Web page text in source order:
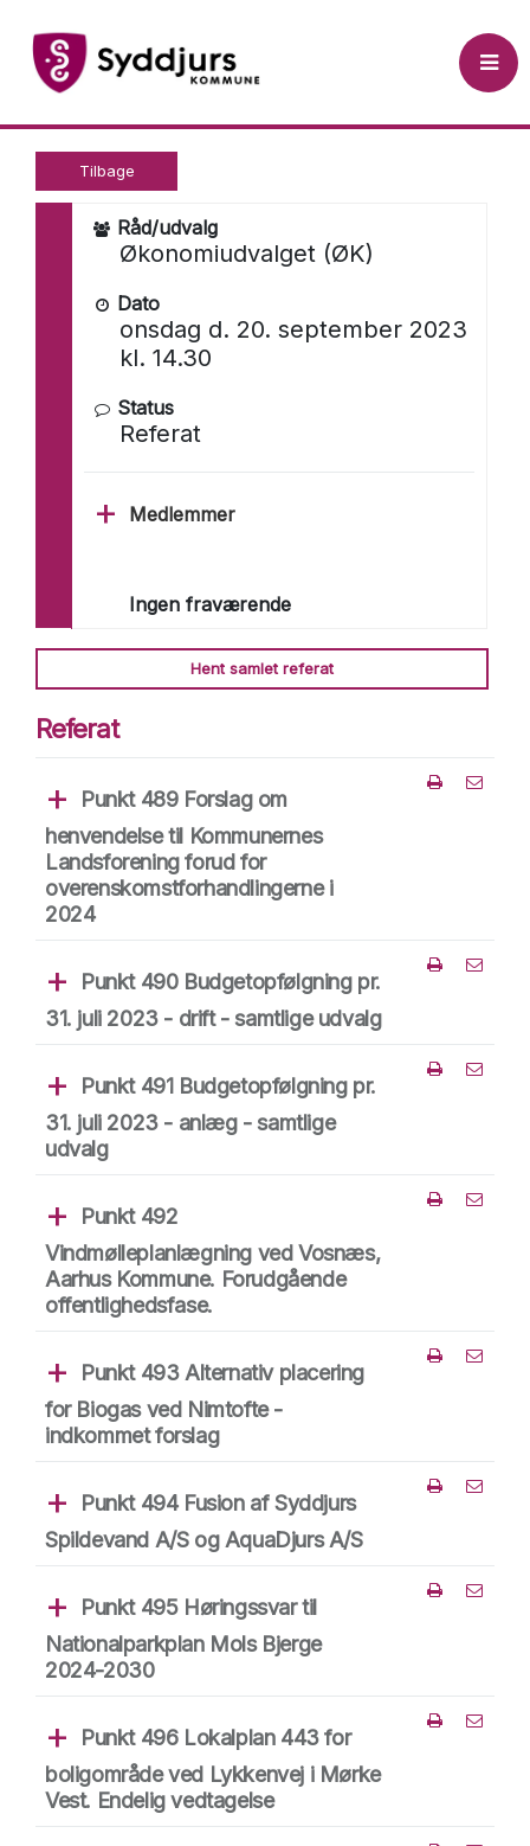
Økonomiudvalget (ØK) 2022-
Tilbage
Råd/udvalg
Økonomiudvalget (ØK)
Dato
onsdag d. 20. september 2023
kl. 14.30
Status
Referat
Medlemmer
Kirstine Bille (F)
Tommy Bøgehøj (C)
Jesper Yde Knudsen (Ø)
Riber Hog Anthonsen (V)
Ingen fraværende
Hent samlet referat
Referat
Punkt 489 Forslag om
henvendelse til Kommunernes
Landsforening forud for
overenskomstforhandlingerne i
2024
Punkt 490 Budgetopfølgning pr.
31. juli 2023 - drift - samtlige udvalg
Punkt 491 Budgetopfølgning pr.
31. juli 2023 - anlæg - samtlige
udvalg
Punkt 492
Vindmølleplanlægning ved Vosnæs,
Aarhus Kommune. Forudgående
offentlighedsfase.
Punkt 493 Alternativ placering
for Biogas ved Nimtofte -
indkommet forslag
Punkt 494 Fusion af Syddjurs
Spildevand A/S og AquaDjurs A/S
Punkt 495 Høringssvar til
Nationalparkplan Mols Bjerge
2024-2030
Punkt 496 Lokalplan 443 for
boligområde ved Lykkenvej i Mørke
Vest. Endelig vedtagelse